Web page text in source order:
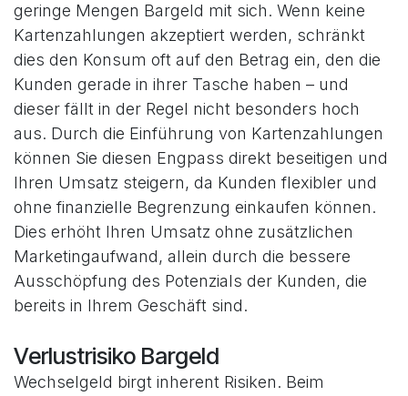
geringe Mengen Bargeld mit sich. Wenn keine
Kartenzahlungen akzeptiert werden, schränkt
dies den Konsum oft auf den Betrag ein, den die
Kunden gerade in ihrer Tasche haben – und
dieser fällt in der Regel nicht besonders hoch
aus. Durch die Einführung von Kartenzahlungen
können Sie diesen Engpass direkt beseitigen und
Ihren Umsatz steigern, da Kunden flexibler und
ohne finanzielle Begrenzung einkaufen können.
Dies erhöht Ihren Umsatz ohne zusätzlichen
Marketingaufwand, allein durch die bessere
Ausschöpfung des Potenzials der Kunden, die
bereits in Ihrem Geschäft sind.
Verlustrisiko Bargeld
Wechselgeld birgt inherent Risiken. Beim